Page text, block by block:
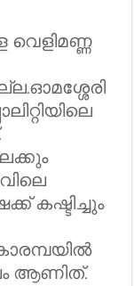
കഷ്ടിച്ചും
ആണിത്.